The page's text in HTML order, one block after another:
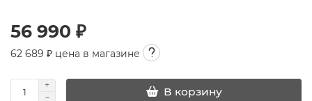
56 990 ₽
62 689 ₽ цена в магазине
В корзину